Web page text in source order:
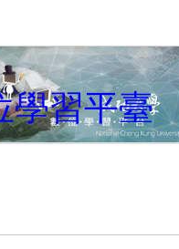
學習平臺